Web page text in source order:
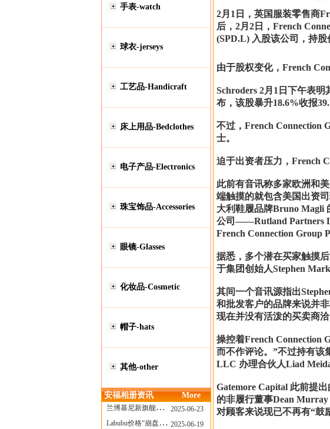
手表-watch
球衣-jerseys
工艺品-Handicraft
床上用品-Bedclothes
电子产品-Electronics
珠宝饰品-Accessories
眼镜-Glasses
化妆品-Cosmetic
帽子-hats
其他-other
安福相册资讯 More
兰博基尼新旗舰曝光？这台顶级超跑或将在8月登场
2025-06-23
Labubu价格“崩盘”？618当日泡泡玛特预售补货量超200W！
2025-06-19
2月1日，英国服装零售商
后，2月2日，French
(SPD.L) 入股该公司，持股
由于股权变化，French
Schroders 2月1日下午表
布，该股暴升18.6%收报
不过，French Connection
士。
迫于出资者压力，French
此前有音讯称多家欧洲和
端触摸的就包含美国出资
大利鞋履品牌Bruno Magli
公司——Rutland Partners
French Connection Group
据悉，多个潜在买家触摸
于集团创始人Stephen
其间一个音讯源指出
和批发客户的品牌来说并
现在并没有活泼的买卖商洽
操控着French Connection
而不作评论。”不过持有该
LLC 办理合伙人Liad
Gatemore Capital 此前提
的非履行董事Dean
对顾客来说现已不再有“鼓